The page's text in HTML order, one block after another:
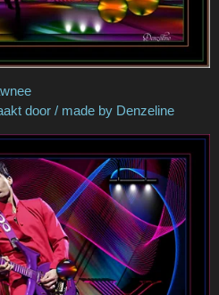
by Shawnee
by Denzeline